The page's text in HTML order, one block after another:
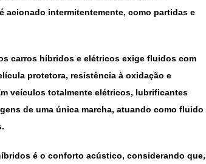
acionado intermitentemente, como partidas e
carros híbridos e elétricos exige fluidos com
protetora, resistência à oxidação e
veículos totalmente elétricos, lubrificantes
de uma única marcha, atuando como fluido
é o conforto acústico, considerando que,